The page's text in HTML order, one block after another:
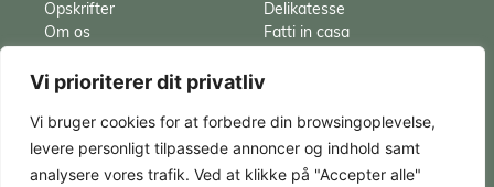
Vi prioriterer dit privatliv
Vi bruger cookies for at forbedre din browsingoplevelse,
levere personligt tilpassede annoncer og indhold samt
analysere vores trafik. Ved at klikke på "Accepter alle"
Opskrifter
Om os
Pasta
Kontakt
Delikatesse
Fatti in casa
Italiensk vin
Panettone